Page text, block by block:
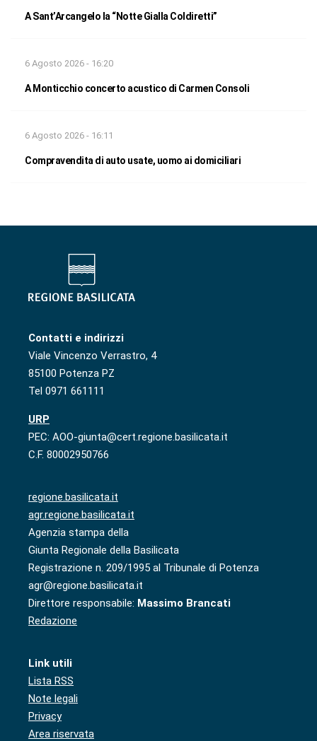
A Sant’Arcangelo la “Notte Gialla Coldiretti”
6 Agosto 2026 - 16:20
A Monticchio concerto acustico di Carmen Consoli
6 Agosto 2026 - 16:11
Compravendita di auto usate, uomo ai domiciliari
Contatti e indirizzi
Viale Vincenzo Verrastro, 4
85100 Potenza PZ
Tel 0971 661111
URP
PEC: AOO-giunta@cert.regione.basilicata.it
C.F. 80002950766
regione.basilicata.it
agr.regione.basilicata.it
Agenzia stampa della
Giunta Regionale della Basilicata
Registrazione n. 209/1995 al Tribunale di Potenza
agr@regione.basilicata.it
Direttore responsabile: Massimo Brancati
Redazione
Link utili
Lista RSS
Note legali
Privacy
Area riservata